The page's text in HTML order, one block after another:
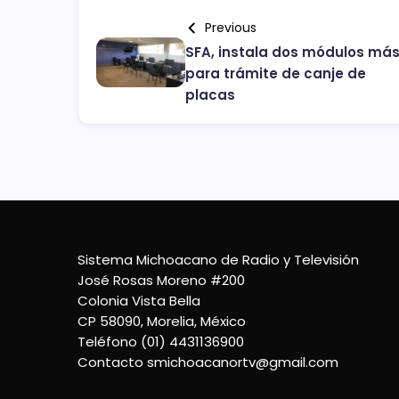
Previous
SFA, instala dos módulos más
para trámite de canje de
placas
Sistema Michoacano de Radio y Televisión
José Rosas Moreno #200
Colonia Vista Bella
CP 58090, Morelia, México
Teléfono (01) 4431136900
Contacto smichoacanortv@gmail.com